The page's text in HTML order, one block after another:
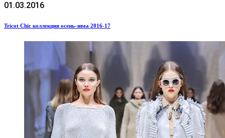
01.03.2016
Tricot Chic коллекция осень-зима 2016-17